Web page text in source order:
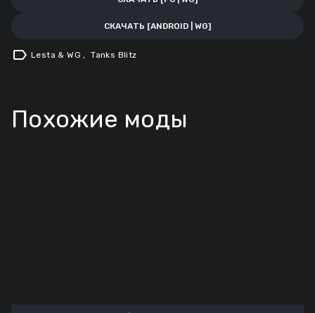
СКАЧАТЬ [ANDROID | WG]
label Lesta & WG, Tanks Blitz
Похожие моды